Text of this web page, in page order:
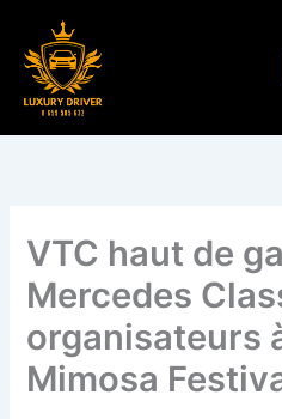
contenu
VTC haut de
Mercedes
organisateurs
Mimosa